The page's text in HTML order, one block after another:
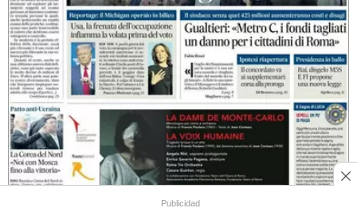
Publicidad